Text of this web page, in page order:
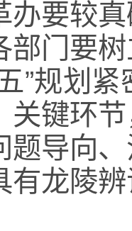
办要较
部门要
”规划
关键环
题导向
有龙陵